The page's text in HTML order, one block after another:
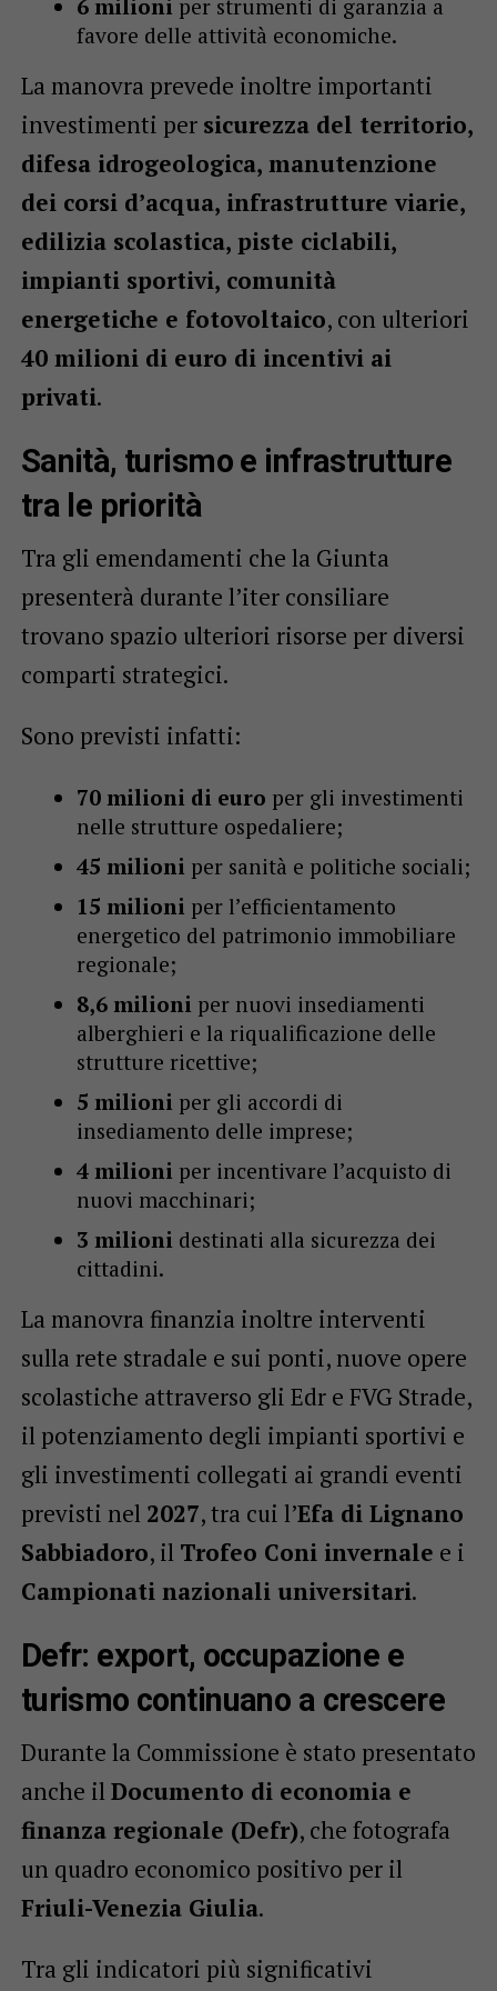
6 milioni per strumenti di garanzia a
favore delle attività economiche.
La manovra prevede inoltre importanti
investimenti per sicurezza del territorio,
difesa idrogeologica, manutenzione
dei corsi d’acqua, infrastrutture viarie,
edilizia scolastica, piste ciclabili,
impianti sportivi, comunità
energetiche e fotovoltaico, con ulteriori
40 milioni di euro di incentivi ai
privati.
Sanità, turismo e infrastrutture
tra le priorità
Tra gli emendamenti che la Giunta
presenterà durante l’iter consiliare
trovano spazio ulteriori risorse per diversi
comparti strategici.
Sono previsti infatti:
70 milioni di euro per gli investimenti
nelle strutture ospedaliere;
45 milioni per sanità e politiche sociali;
15 milioni per l’efficientamento
energetico del patrimonio immobiliare
regionale;
8,6 milioni per nuovi insediamenti
alberghieri e la riqualificazione delle
strutture ricettive;
5 milioni per gli accordi di
insediamento delle imprese;
4 milioni per incentivare l’acquisto di
nuovi macchinari;
3 milioni destinati alla sicurezza dei
cittadini.
La manovra finanzia inoltre interventi
sulla rete stradale e sui ponti, nuove opere
scolastiche attraverso gli Edr e FVG Strade,
il potenziamento degli impianti sportivi e
gli investimenti collegati ai grandi eventi
previsti nel 2027, tra cui l’Efa di Lignano
Sabbiadoro, il Trofeo Coni invernale e i
Campionati nazionali universitari.
Defr: export, occupazione e
turismo continuano a crescere
Durante la Commissione è stato presentato
anche il Documento di economia e
finanza regionale (Defr), che fotografa
un quadro economico positivo per il
Friuli-Venezia Giulia.
Tra gli indicatori più significativi